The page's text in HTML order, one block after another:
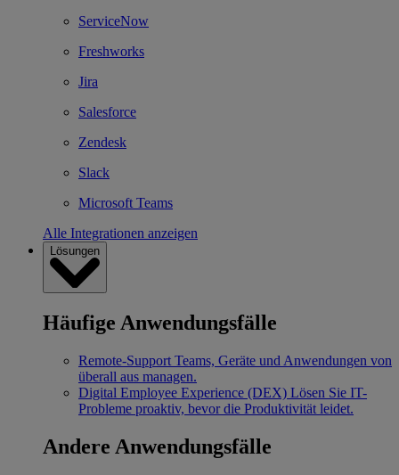
ServiceNow
Freshworks
Jira
Salesforce
Zendesk
Slack
Microsoft Teams
Alle Integrationen anzeigen
Lösungen
Häufige Anwendungsfälle
Remote-Support Teams, Geräte und Anwendungen von
überall aus managen.
Digital Employee Experience (DEX) Lösen Sie IT-
Probleme proaktiv, bevor die Produktivität leidet.
Andere Anwendungsfälle